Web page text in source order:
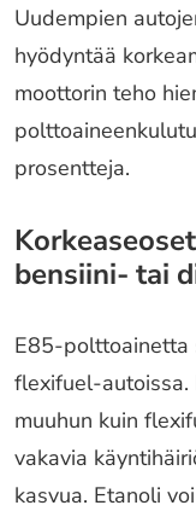
Uudempien
hyödyntää
moottorin teho
prosentteja.
bensiini- tai
E85-polttoainetta
flexifuel-
muuhun kuin
vakavia
kasvua. Etanoli